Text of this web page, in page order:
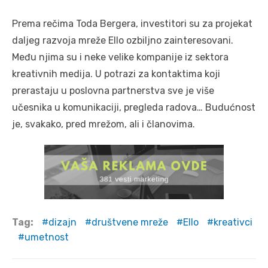
Prema rečima Toda Bergera, investitori su za projekat
daljeg razvoja mreže Ello ozbiljno zainteresovani.
Među njima su i neke velike kompanije iz sektora
kreativnih medija. U potrazi za kontaktima koji
prerastaju u poslovna partnerstva sve je više
učesnika u komunikaciji, pregleda radova… Budućnost
je, svakako, pred mrežom, ali i članovima.
Tag: dizajn društvene mreže Ello
kreativci
umetnost